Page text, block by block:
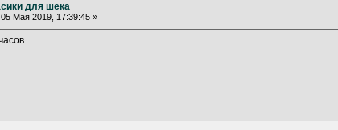
для шека
05 Мая 2019, 17:39:45 »